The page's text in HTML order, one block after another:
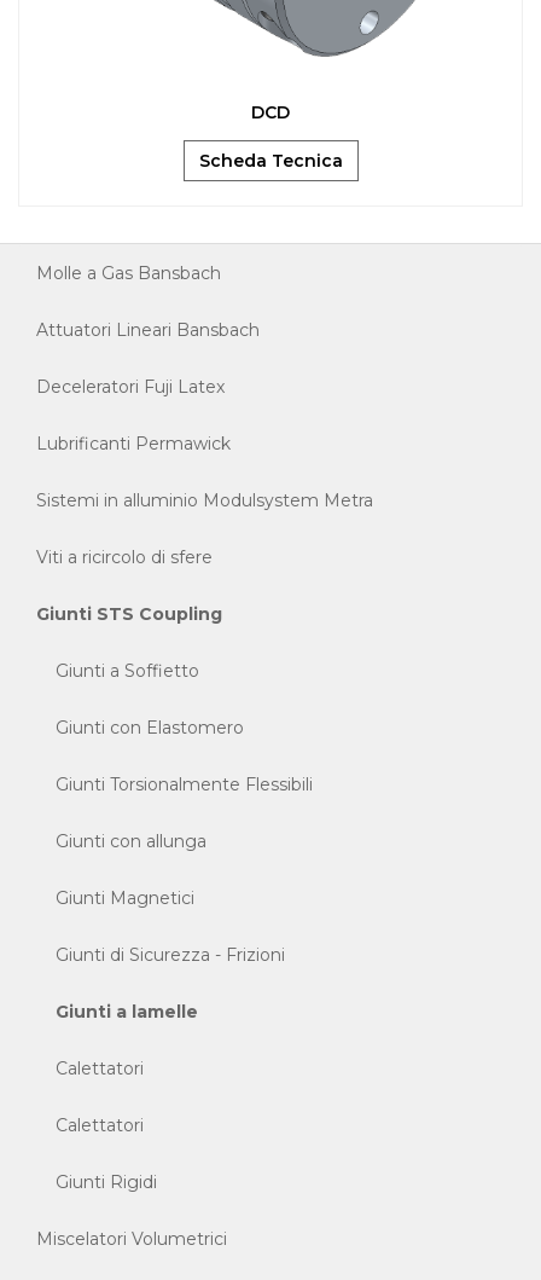
DCD
Scheda Tecnica
Molle a Gas Bansbach
Attuatori Lineari Bansbach
Deceleratori Fuji Latex
Lubrificanti Permawick
Sistemi in alluminio Modulsystem Metra
Viti a ricircolo di sfere
Giunti STS Coupling
Giunti a Soffietto
Giunti con Elastomero
Giunti Torsionalmente Flessibili
Giunti con allunga
Giunti Magnetici
Giunti di Sicurezza - Frizioni
Giunti a lamelle
Calettatori
Calettatori
Giunti Rigidi
Miscelatori Volumetrici